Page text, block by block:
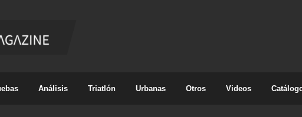
Análisis Triatlón Urbanas Otros Videos